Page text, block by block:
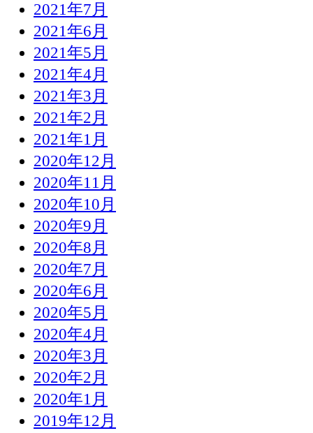
2021年7月
2021年6月
2021年5月
2021年4月
2021年3月
2021年2月
2021年1月
2020年12月
2020年11月
2020年10月
2020年9月
2020年8月
2020年7月
2020年6月
2020年5月
2020年4月
2020年3月
2020年2月
2020年1月
2019年12月